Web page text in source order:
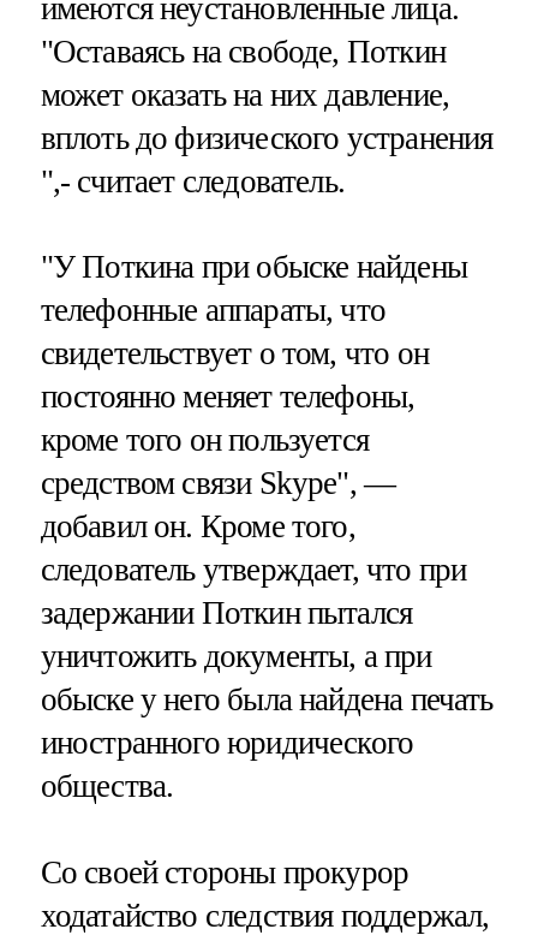
имеются неустановленные лица.
"Оставаясь на свободе, Поткин
может оказать на них давление,
вплоть до физического устранения
",- считает следователь.
"У Поткина при обыске найдены
телефонные аппараты, что
свидетельствует о том, что он
постоянно меняет телефоны,
кроме того он пользуется
средством связи Skype", —
добавил он. Кроме того,
следователь утверждает, что при
задержании Поткин пытался
уничтожить документы, а при
обыске у него была найдена печать
иностранного юридического
общества.
Со своей стороны прокурор
ходатайство следствия поддержал,